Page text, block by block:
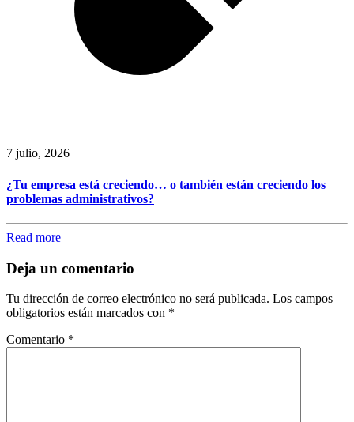
7 julio, 2026
¿Tu empresa está creciendo… o también están creciendo los
problemas administrativos?
Read more
Deja un comentario
Tu dirección de correo electrónico no será publicada. Los campos
obligatorios están marcados con *
Comentario *